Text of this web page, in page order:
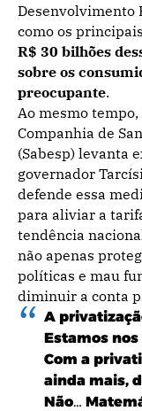
Desenvolvimento
como os
R$ 30 bilhões
sobre os
preocupante.
Ao mesmo
Companhia de
(Sabesp) levanta
governador
defende essa
para aliviar a
tendência
não apenas
políticas e mau
diminuir a conta
A
Estamos
Com a
ainda mais,
Não…